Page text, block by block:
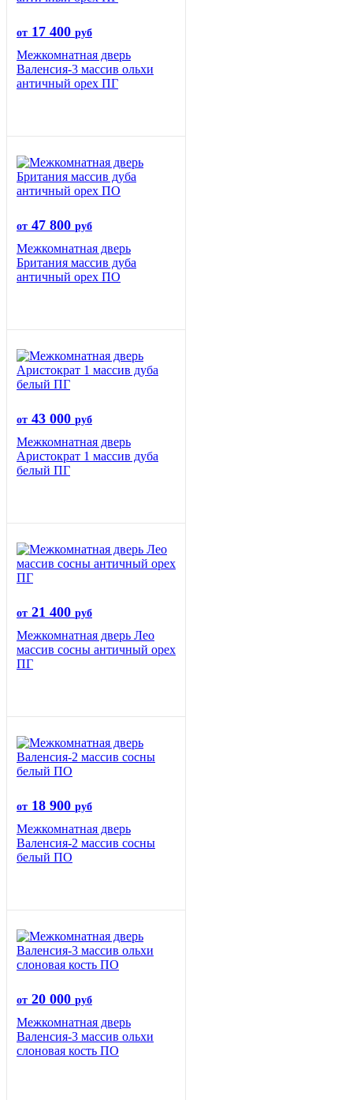
от 17 400 руб
Межкомнатная дверь
Валенсия-3 массив ольхи
античный орех ПГ
от 47 800 руб
Межкомнатная дверь
Британия массив дуба
античный орех ПО
от 43 000 руб
Межкомнатная дверь
Аристократ 1 массив дуба
белый ПГ
от 21 400 руб
Межкомнатная дверь Лео
массив сосны античный орех
ПГ
от 18 900 руб
Межкомнатная дверь
Валенсия-2 массив сосны
белый ПО
от 20 000 руб
Межкомнатная дверь
Валенсия-3 массив ольхи
слоновая кость ПО